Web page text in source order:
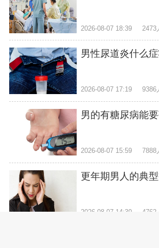
2026-08-07 18:39 2473
男性尿道炎什么
2026-08-07 17:19 9386
男的有糖尿病能
2026-08-07 15:59 7888
更年期男人的典
2026-08-07 14:39 4762